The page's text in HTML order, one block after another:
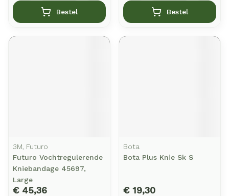
Bestel Bestel
3M, Futuro
Futuro Vochtregulerende
Kniebandage 45697,
Large
€ 45,36
Bota
Bota Plus Knie Sk S
€ 19,30